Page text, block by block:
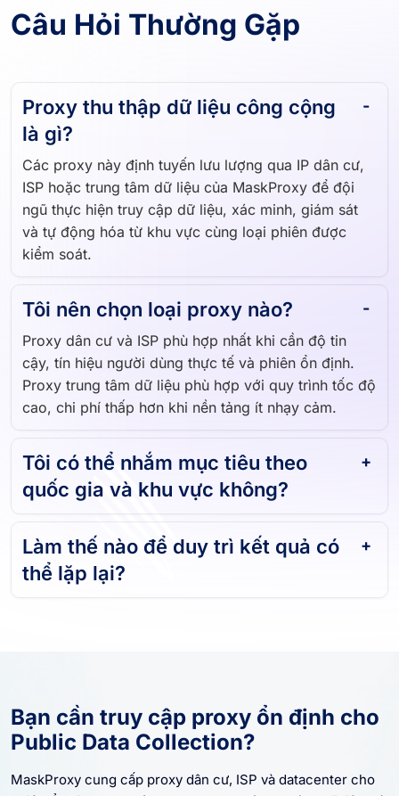
Câu Hỏi Thường Gặp
Proxy thu thập dữ liệu công cộng
là gì?
Các proxy này định tuyến lưu lượng qua IP dân cư,
ISP hoặc trung tâm dữ liệu của MaskProxy để đội
ngũ thực hiện truy cập dữ liệu, xác minh, giám sát
và tự động hóa từ khu vực cùng loại phiên được
kiểm soát.
Tôi nên chọn loại proxy nào?
Proxy dân cư và ISP phù hợp nhất khi cần độ tin
cậy, tín hiệu người dùng thực tế và phiên ổn định.
Proxy trung tâm dữ liệu phù hợp với quy trình tốc độ
cao, chi phí thấp hơn khi nền tảng ít nhạy cảm.
Tôi có thể nhắm mục tiêu theo
quốc gia và khu vực không?
Làm thế nào để duy trì kết quả có
thể lặp lại?
Bạn cần truy cập proxy ổn định cho
Public Data Collection?
MaskProxy cung cấp proxy dân cư, ISP và datacenter cho